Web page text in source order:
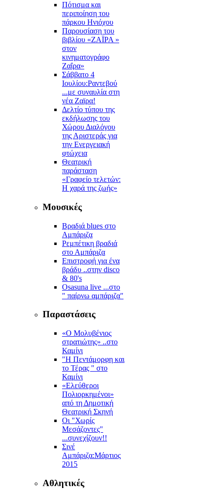
Πότισμα και
περιποίηση του
πάρκου Ηνιόχου
Παρουσίαση του
βιβλίου «ΖΑΪΡΑ »
στον
κινηματογράφο
Ζαΐρα»
Σάββατο 4
Ιουλίου:Ραντεβού
...με συναυλία στη
νέα Ζαϊρα!
Δελτίο τύπου της
εκδήλωσης του
Χώρου Διαλόγου
της Αριστεράς για
την Ενεργειακή
φτώχεια
Θεατρική
παράσταση
«Γραφείο τελετών:
Η χαρά της ζωής»
Μουσικές
Βραδιά blues στο
Αμπάριζα
Ρεμπέτικη βραδιά
στο Αμπάριζα
Επιστροφή για ένα
βράδυ ..στην disco
& 80's
Osasuna live ...στο
" παίρνω αμπάριζα"
Παραστάσεις
«Ο Μολυβένιος
στρατιώτης» ..στο
Καμίνι
"Η Πεντάμορφη και
το Τέρας " στο
Καμίνι
«Ελεύθεροι
Πολιορκημένοι»
από τη Δημοτική
Θεατρική Σκηνή
Οι "Χωρίς
Μεσάζοντες"
...συνεχίζουν!!
Σινέ
Αμπάριζα:Mάρτιος
2015
Αθλητικές